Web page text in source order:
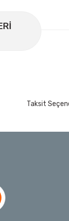
Star Torx Uç
Ölçer-
Taksit